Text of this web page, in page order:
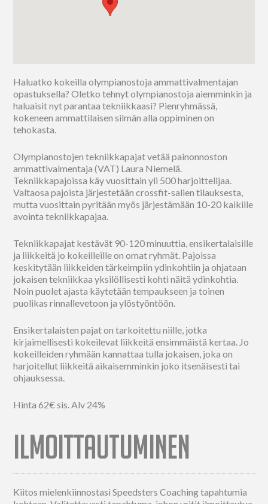
Haluatko kokeilla olympianostoja ammattivalmentajan
opastuksella? Oletko tehnyt olympianostoja aiemminkin ja
haluaisit nyt parantaa tekniikkaasi? Pienryhmässä,
kokeneen ammattilaisen silmän alla oppiminen on
tehokasta.
Olympianostojen tekniikkapajat vetää painonnoston
ammattivalmentaja (VAT) Laura Niemelä.
Tekniikkapajoissa käy vuosittain yli 500 harjoittelijaa.
Valtaosa pajoista järjestetään crossfit-salien tilauksesta,
mutta vuosittain pyritään myös järjestämään 10-20 kaikille
avointa tekniikkapajaa.
Tekniikkapajat kestävät 90-120 minuuttia, ensikertalaisille
ja liikkeitä jo kokeilleille on omat ryhmät. Pajoissa
keskitytään liikkeiden tärkeimpiin ydinkohtiin ja ohjataan
jokaisen tekniikkaa yksilöllisesti kohti näitä ydinkohtia.
Noin puolet ajasta käytetään tempaukseen ja toinen
puolikas rinnallevetoon ja ylöstyöntöön.
Ensikertalaisten pajat on tarkoitettu niille, jotka
kirjaimellisesti kokeilevat liikkeitä ensimmäistä kertaa. Jo
kokeilleiden ryhmään kannattaa tulla jokaisen, joka on
harjoitellut liikkeitä aikaisemminkin joko itsenäisesti tai
ohjauksessa.
Hinta 62€ sis. Alv 24%
ILMOITTAUTUMINEN
Kiitos mielenkiinnostasi Speedsters Coaching tapahtumia